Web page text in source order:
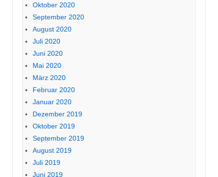
Oktober 2020
September 2020
August 2020
Juli 2020
Juni 2020
Mai 2020
März 2020
Februar 2020
Januar 2020
Dezember 2019
Oktober 2019
September 2019
August 2019
Juli 2019
Juni 2019